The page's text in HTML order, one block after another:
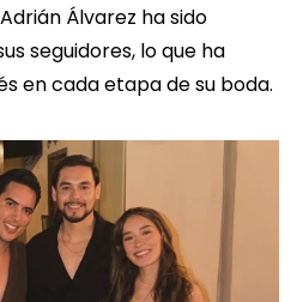
Álvarez ha sido
seguidores, lo que ha
en cada etapa de su boda.